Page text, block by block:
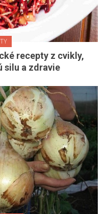
recepty z cvikly,
silu a zdravie